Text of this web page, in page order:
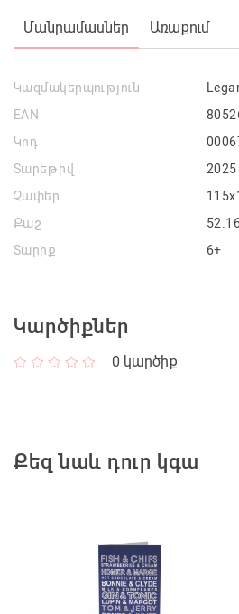
Մանրամասներ Առաքում
Կազմակերպություն
EAN
Կոդ
Տարեթիվ
2025
Չափեր
Քաշ
Տարիք
6+
Կարծիքներ
0 կարծիք
Քեզ նաև դուր կգա